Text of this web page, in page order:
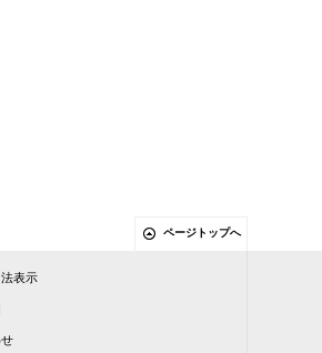
ページトップへ
表示